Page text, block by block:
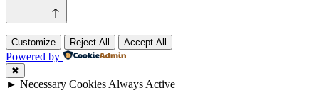
Customize Reject All Accept All
Powered by
✖
► Necessary Cookies Always Active